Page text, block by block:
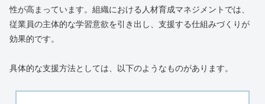
性が高まっています。組織における人材育成マネジメントでは、
従業員の主体的な学習意欲を引き出し、支援する仕組みづくりが
効果的です。
具体的な支援方法としては、以下のようなものがあります。